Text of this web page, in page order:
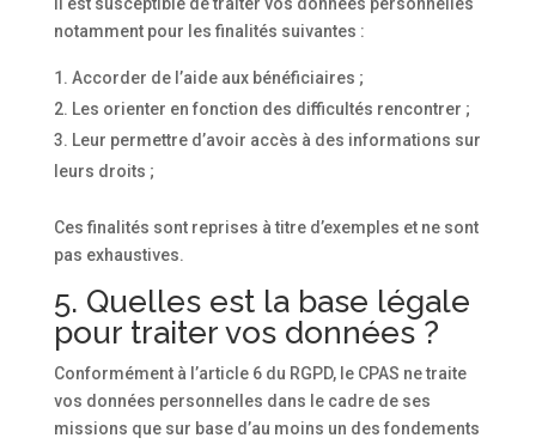
notamment pour les finalités suivantes :
Accorder de l’aide aux bénéficiaires ;
Les orienter en fonction des difficultés rencontrer ;
Leur permettre d’avoir accès à des informations sur
leurs droits ;
Ces finalités sont reprises à titre d’exemples et ne sont
pas exhaustives.
5. Quelles est la base légale
pour traiter vos données ?
Conformément à l’article 6 du RGPD, le CPAS ne traite
vos données personnelles dans le cadre de ses
missions que sur base d’au moins un des fondements